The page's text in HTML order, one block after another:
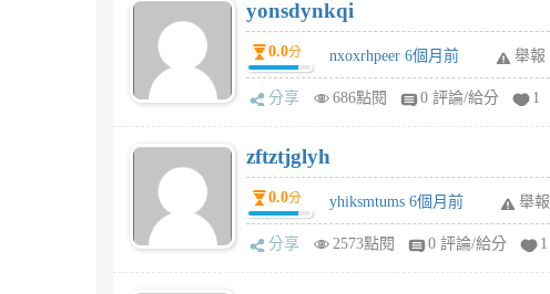
yonsdynkqi
0.0分 nxoxrhpeer 6個月前 舉報
分享 686點閱 0 評論/給分 1
zftztjglyh
0.0分 yhiksmtums 6個月前 舉報
分享 2573點閱 0 評論/給分 1